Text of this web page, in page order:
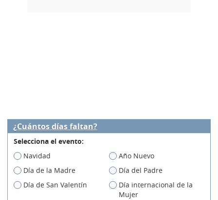
¿Cuántos días faltan?
Selecciona el evento:
Navidad
Año Nuevo
Día de la Madre
Día del Padre
Día de San Valentín
Día internacional de la
Mujer